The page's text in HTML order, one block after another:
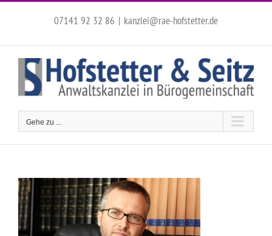
Zum
07141 92 32 86 | kanzlei@rae-hofstetter.de
Gehe zu ...